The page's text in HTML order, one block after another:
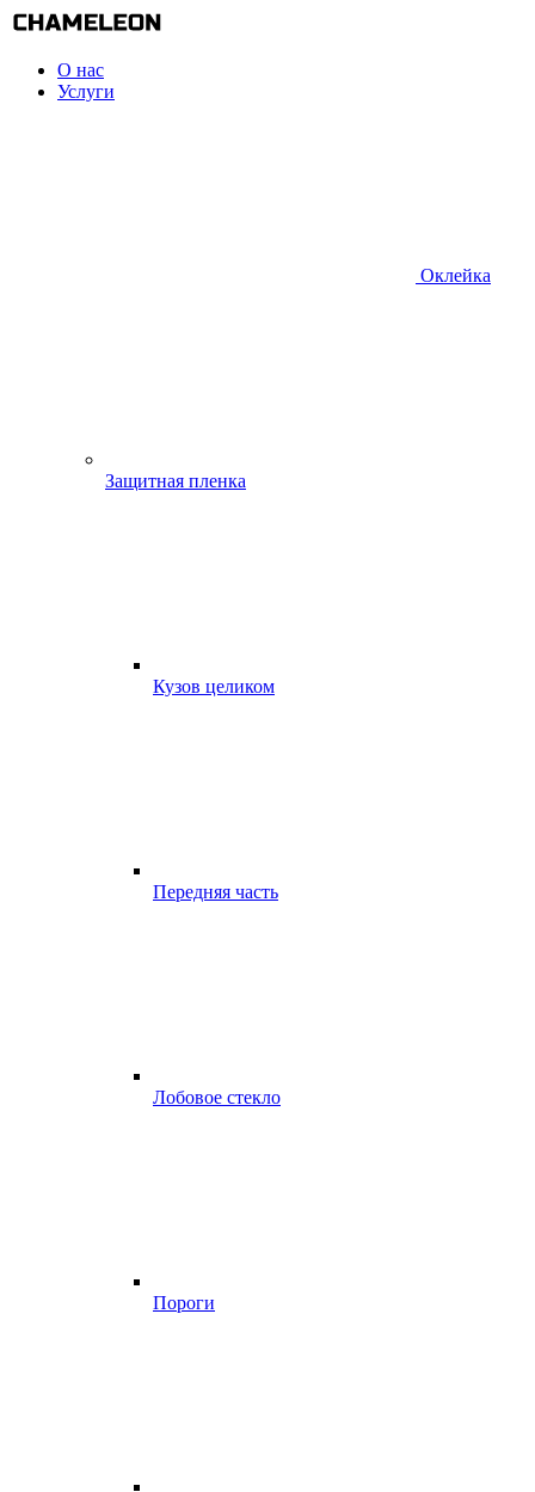
О нас
Услуги
Оклейка
Защитная пленка
Кузов целиком
Передняя часть
Лобовое стекло
Пороги